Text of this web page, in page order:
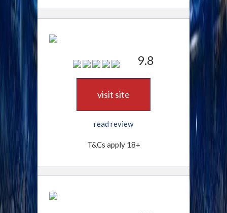
9.8
visit site
read review
T&Cs apply 18+